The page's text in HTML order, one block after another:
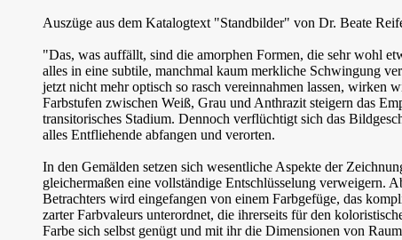
Auszüge aus dem Katalogtext "Standbilder" von Dr. Beate
"Das, was auffällt, sind die amorphen Formen, die sehr wohl
alles in eine subtile, manchmal kaum merkliche Schwingung
jetzt nicht mehr optisch so rasch vereinnahmen lassen, wirken
Farbstufen zwischen Weiß, Grau und Anthrazit steigern das
transitorisches Stadium. Dennoch verflüchtigt sich das
alles Entfliehende abfangen und verorten.
In den Gemälden setzen sich wesentliche Aspekte der
gleichermaßen eine vollständige Entschlüsselung verweigern.
Betrachters wird eingefangen von einem Farbgefüge, das
zarter Farbvaleurs unterordnet, die ihrerseits für den
Farbe sich selbst genügt und mit ihr die Dimensionen von